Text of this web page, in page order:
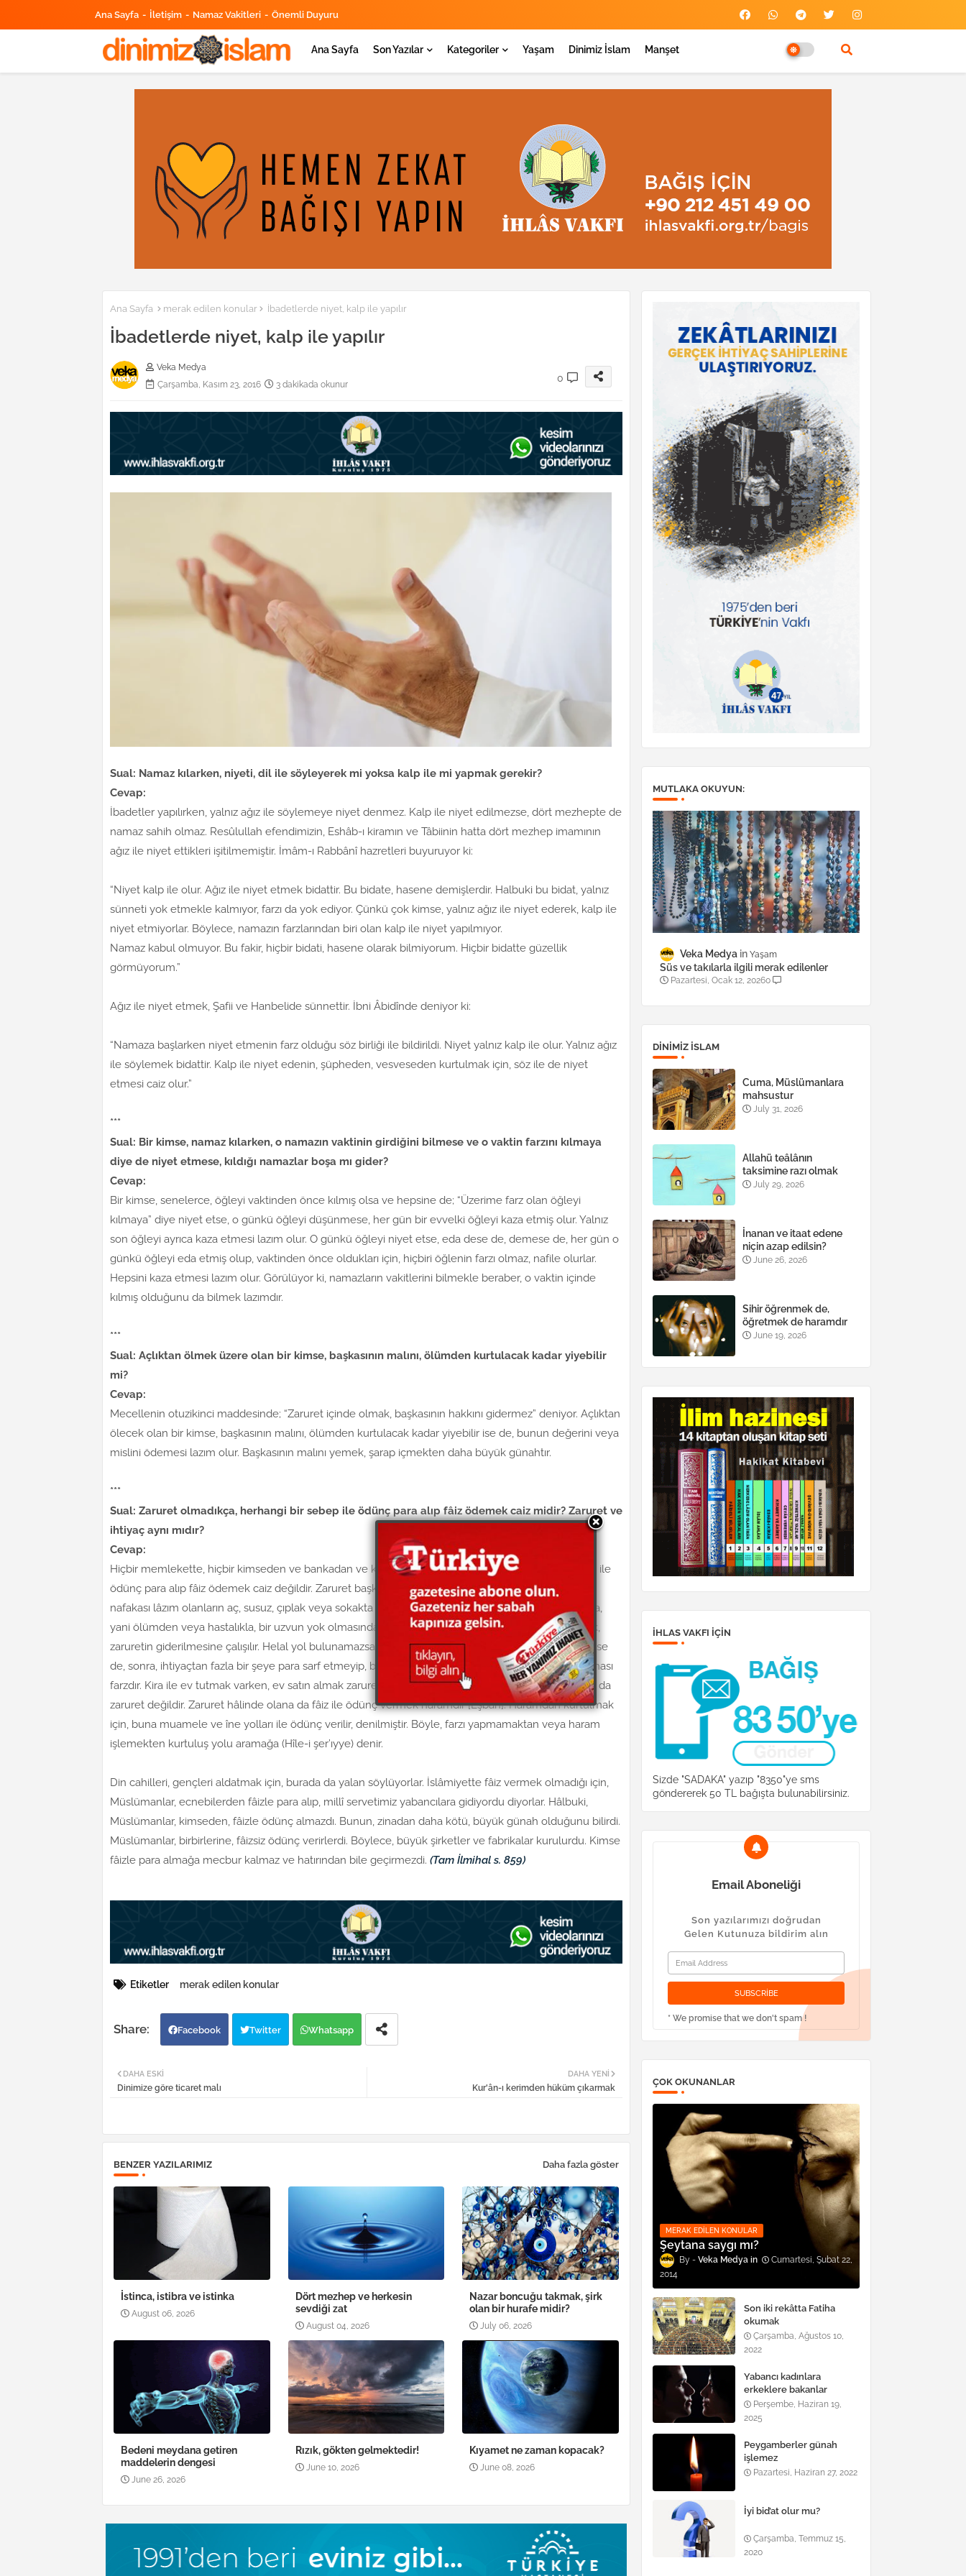
Ana Sayfa İletişim Namaz Vakitleri Önemli Duyuru
Ana Sayfa Son Yazılar Kategoriler Yaşam Dinimiz İslam Manşet
Ana Sayfa merak edilen konular İbadetlerde niyet, kalp ile yapılır
İbadetlerde niyet, kalp ile yapılır
Veka Medya
Çarşamba, Kasım 23, 2016
3 dakikada okunur
0
Sual: Namaz kılarken, niyeti, dil ile söyleyerek mi yoksa kalp ile mi yapmak gerekir?
Cevap:
İbadetler yapılırken, yalnız ağız ile söylemeye niyet denmez. Kalp ile niyet edilmezse, dört mezhepte de
namaz sahih olmaz. Resûlullah efendimizin, Eshâb-ı kiramın ve Tâbiinin hatta dört mezhep imamının
ağız ile niyet ettikleri işitilmemiştir. İmâm-ı Rabbânî hazretleri buyuruyor ki:
“Niyet kalp ile olur. Ağız ile niyet etmek bidattir. Bu bidate, hasene demişlerdir. Halbuki bu bidat, yalnız
sünneti yok etmekle kalmıyor, farzı da yok ediyor. Çünkü çok kimse, yalnız ağız ile niyet ederek, kalp ile
niyet etmiyorlar. Böylece, namazın farzlarından biri olan kalp ile niyet yapılmıyor.
Namaz kabul olmuyor. Bu fakir, hiçbir bidati, hasene olarak bilmiyorum. Hiçbir bidatte güzellik
görmüyorum.”
Ağız ile niyet etmek, Şafii ve Hanbelide sünnettir. İbni Âbidînde deniyor ki:
“Namaza başlarken niyet etmenin farz olduğu söz birliği ile bildirildi. Niyet yalnız kalp ile olur. Yalnız ağız
ile söylemek bidattir. Kalp ile niyet edenin, şüpheden, vesveseden kurtulmak için, söz ile de niyet
etmesi caiz olur.”
***
Sual: Bir kimse, namaz kılarken, o namazın vaktinin girdiğini bilmese ve o vaktin farzını kılmaya
diye de niyet etmese, kıldığı namazlar boşa mı gider?
Cevap:
Bir kimse, senelerce, öğleyi vaktinden önce kılmış olsa ve hepsine de; “Üzerime farz olan öğleyi
kılmaya” diye niyet etse, o günkü öğleyi düşünmese, her gün bir evvelki öğleyi kaza etmiş olur. Yalnız
son öğleyi ayrıca kaza etmesi lazım olur. O günkü öğleyi niyet etse, eda dese de, demese de, her gün o
günkü öğleyi eda etmiş olup, vaktinden önce oldukları için, hiçbiri öğlenin farzı olmaz, nafile olurlar.
Hepsini kaza etmesi lazım olur. Görülüyor ki, namazların vakitlerini bilmekle beraber, o vaktin içinde
kılmış olduğunu da bilmek lazımdır.
***
Sual: Açlıktan ölmek üzere olan bir kimse, başkasının malını, ölümden kurtulacak kadar yiyebilir
mi?
Cevap:
Mecellenin otuzikinci maddesinde; “Zaruret içinde olmak, başkasının hakkını gidermez” deniyor. Açlıktan
ölecek olan bir kimse, başkasının malını, ölümden kurtulacak kadar yiyebilir ise de, bunun değerini veya
mislini ödemesi lazım olur. Başkasının malını yemek, şarap içmekten daha büyük günahtır.
***
Sual: Zaruret olmadıkça, herhangi bir sebep ile ödünç para alıp fâiz ödemek caiz midir? Zaruret ve
ihtiyaç aynı mıdır?
Cevap:
Hiçbir memlekette, hiçbir kimseden ve bankadan ve kooperatiften, zaruret olmadıkça, hiçbir sebep ile
ödünç para alıp fâiz ödemek caiz değildir. Zaruret başkadır, ihtiyaç başkadır. Zaruret, kendinin veya
nafakası lâzım olanların aç, susuz, çıplak veya sokakta kalarak hasta olması demektir. Zaruret olunca,
yani ölümden veya hastalıkla, bir uzvun yok olmasından korku olunca, helal yollardan, faizsiz olarak,
zaruretin giderilmesine çalışılır. Helal yol bulunamazsa, fâizle ödünç alınıp, bununla zaruret giderilir ise
de, sonra, ihtiyaçtan fazla bir şeye para sarf etmeyip, borcunu bir an önce ödeyerek fâizden kurtulması
farzdır. Kira ile ev tutmak varken, ev satın almak zaruret değildir. Ticaret, sanat için sermaye bulmak da
zaruret değildir. Zaruret hâlinde olana da fâiz ile ödünç vermek haramdır [Eşbâh]. Haramdan kurtulmak
için, buna muamele ve îne yolları ile ödünç verilir, denilmiştir. Böyle, farzı yapmamaktan veya haram
işlemekten kurtuluş yolu aramağa (Hîle-i şer’ıyye) denir.
Din cahilleri, gençleri aldatmak için, burada da yalan söylüyorlar. İslâmiyette fâiz vermek olmadığı için,
Müslümanlar, ecnebilerden fâizle para alıp, millî servetimiz yabancılara gidiyordu diyorlar. Hâlbuki,
Müslümanlar, kimseden, fâizle ödünç almazdı. Bunun, zinadan daha kötü, büyük günah olduğunu bilirdi.
Müslümanlar, birbirlerine, fâizsiz ödünç verirlerdi. Böylece, büyük şirketler ve fabrikalar kurulurdu. Kimse
fâizle para almağa mecbur kalmaz ve hatırından bile geçirmezdi. (Tam İlmihal s. 859)
Etiketler merak edilen konular
Facebook Twitter Whatsapp
DAHA YENI
Kur'ân-ı kerimden hüküm çıkarmak
DAHA ESKI
Dinimize göre ticaret malı
BENZER YAZILARIMIZ Daha fazla göster
İstinca, istibra ve istinka
August 06, 2026
Dört mezhep ve herkesin
sevdiği zat
August 04, 2026
Nazar boncuğu takmak, şirk
olan bir hurafe midir?
July 06, 2026
Bedeni meydana getiren
maddelerin dengesi
June 26, 2026
Rızık, gökten gelmektedir!
June 10, 2026
Kıyamet ne zaman kopacak?
June 08, 2026
MUTLAKA OKUYUN:
Veka Medya Yaşam
Süs ve takılarla ilgili merak edilenler
Pazartesi, Ocak 12, 20260
DINIMIZ ISLAM
Cuma, Müslümanlara
mahsustur
July 31, 2026
Allahü teâlânın
taksimine razı olmak
July 29, 2026
İnanan ve itaat edene
niçin azap edilsin?
June 26, 2026
Sihir öğrenmek de,
öğretmek de haramdır
June 19, 2026
İHLAS VAKFI IÇIN
Sizde "SADAKA" yazıp "8350"ye sms
göndererek 50 TL bağışta bulunabilirsiniz.
Email Aboneliği
Son yazılarımızı doğrudan
Gelen Kutunuza bildirim alın
* We promise that we don't spam !
ÇOK OKUNANLAR
MERAK EDILEN KONULAR
Şeytana saygı mı?
Veka Medya
Cumartesi, Şubat 22,
2014
Son iki rekâtta Fatiha
okumak
Çarşamba, Ağustos 10,
2022
Yabancı kadınlara
erkeklere bakanlar
Perşembe, Haziran 19,
2025
Peygamberler günah
işlemez
Pazartesi, Haziran 27, 2022
İyi bid’at olur mu?
Çarşamba, Temmuz 15,
2020